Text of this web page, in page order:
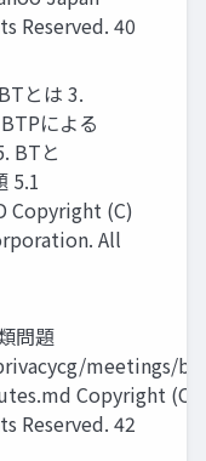
Reserved. 40
とは 3.
による
BTと
5.1
Copyright (C)
All
問題
meetings/
Copyright (C)
Reserved. 42